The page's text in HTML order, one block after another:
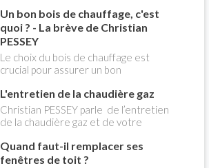
aborder l’abandon du fioul au profit du
gaz.
Un bon bois de chauffage, c'est
quoi ? - La brève de Christian
PESSEY
Le choix du bois de chauffage est
crucial pour assurer un bon
l'impact environnemental. Mais
comment reconnaître un bois de
qualité ? Plusieurs critères entrent en
jeu : le type d'essence, le taux
d'humidité, la densité et la saison de
coupe.
L'entretien de la chaudière gaz
Christian PESSEY parle de l’entretien
de la chaudière gaz et de votre
avez un système par radiateurs ou un
plancher chauffant, qui sont alimentés
Quand faut-il remplacer ses
fenêtres de toit ?